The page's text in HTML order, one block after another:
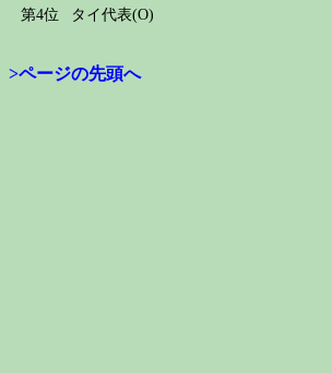
第4位
タイ代表(O)
>ページの先頭へ